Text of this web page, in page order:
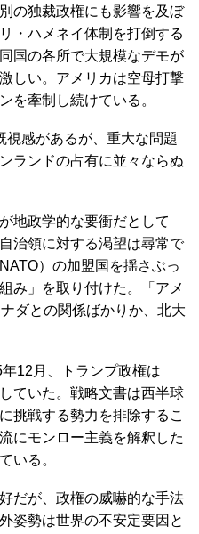
の独裁政権にも影響を及ぼ
・ハメネイ体制を打倒する
国の各所で大規模なデモが
しい。アメリカは空母打撃
を牽制し続けている。
視感があるが、重大な問題
ランドの占有に並々ならぬ
地政学的な要衝だとして
治領に対する渇望は尋常で
）の加盟国を揺さぶっ
み」を取り付けた。「アメ
ダとの関係ばかりか、北大
12月、トランプ政権は
ていた。戦略文書は西半球
挑戦する勢力を排除するこ
にモンロー主義を解釈した
いる。
だが、政権の威嚇的な手法
姿勢は世界の不安定要因と